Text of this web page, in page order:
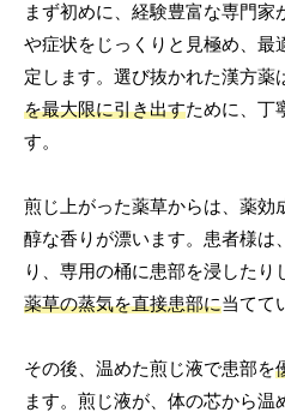
まず初めに、経験豊富な専門家
や症状をじっくりと見極め、最
定します。選び抜かれた漢方薬
を最大限に引き出すために、丁
す。
煎じ上がった薬草からは、薬効
醇な香りが漂います。患者様は
り、専用の桶に患部を浸したり
薬草の蒸気を直接患部に当てて
その後、温めた煎じ液で患部を
ます。煎じ液が、体の芯から温